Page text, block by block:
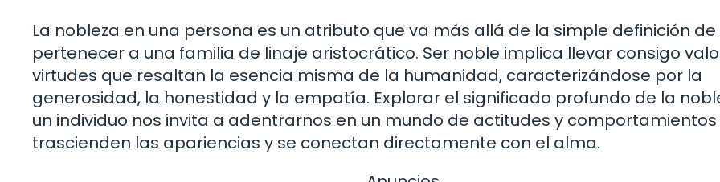
La nobleza en una persona es un atributo que va más allá de la simple definición de
pertenecer a una familia de linaje aristocrático. Ser noble implica llevar consigo
virtudes que resaltan la esencia misma de la humanidad, caracterizándose por la
generosidad, la honestidad y la empatía. Explorar el significado profundo de la
un individuo nos invita a adentrarnos en un mundo de actitudes y
trascienden las apariencias y se conectan directamente con el alma.